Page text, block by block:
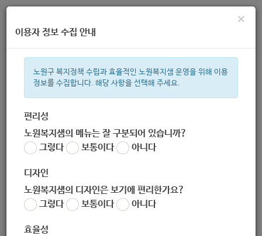
주간 인기검색어
한눈으로 보는 복지 정보
×
이용자 정보 수집 안내
노원구 복지정책 수립과 효율적인 노원복지샘 운영을 위해 이용
정보를 수집합니다. 해당 사항을 선택해 주세요.
편리성
노원복지샘의 메뉴는 잘 구분되어 있습니까?
그렇다
보통이다 아니다
디자인
노원복지샘의 디자인은 보기에 편리한가요?
그렇다
보통이다 아니다
효율성
[보건위생과] 보건소 자가격리전담반 한시적 기간제 근로자 채용
공고 (2020-08-19~2020-08-26)